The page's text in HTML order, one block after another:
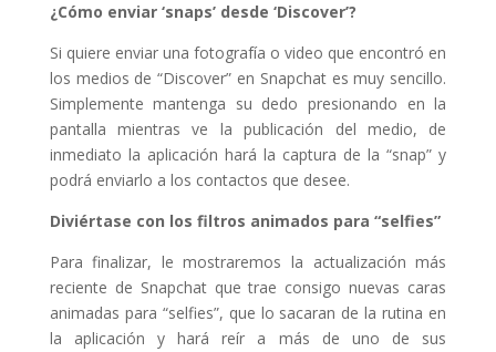
¿Cómo enviar ‘snaps’ desde ‘Discover’?
Si quiere enviar una fotografía o video que encontró en
los medios de “Discover” en Snapchat es muy sencillo.
Simplemente mantenga su dedo presionando en la
pantalla mientras ve la publicación del medio, de
inmediato la aplicación hará la captura de la “snap” y
podrá enviarlo a los contactos que desee.
Diviértase con los filtros animados para “selfies”
Para finalizar, le mostraremos la actualización más
reciente de Snapchat que trae consigo nuevas caras
animadas para “selfies”, que lo sacaran de la rutina en
la aplicación y hará reír a más de uno de sus